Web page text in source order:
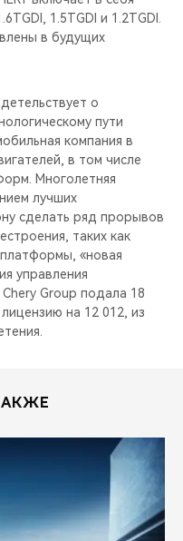
1.5TGDI и 1.2TGDI.
в будущих
о
пути
компания в
в том числе
Многолетняя
лучших
сделать ряд прорывов
таких как
«новая
управления
Group подала 18
на 12 012, из